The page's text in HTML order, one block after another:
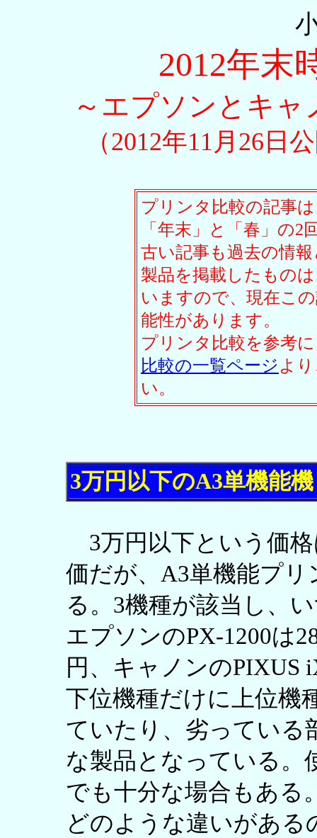
2012年末
～エプソンとキ
（2012年11月26日
プリンタ比較の記事
「年末」と「春」の
古い記事も過去の情
製品を掲載したもの
いますので、現在こ
能性があります。
プリンタ比較を参考
比較の一覧ページ よ
い。
3万円以下のA3単機能機
3万円以下という価
価だが、A3単機能プ
る。3機種が該当し、
エプソンのPX-1200は
円、キャノンのPIXUS
下位機種だけに上位機
ていたり、劣っている
な製品となっている。
でも十分な場合もある
どのような違いがある